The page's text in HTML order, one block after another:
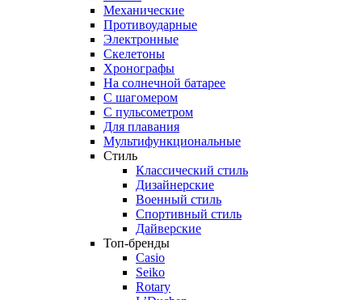
Механические
Противоударные
Электронные
Скелетоны
Хронографы
На солнечной батарее
С шагомером
С пульсометром
Для плавания
Мультифункциональные
Стиль
Классический стиль
Дизайнерские
Военный стиль
Спортивный стиль
Дайверские
Топ-бренды
Casio
Seiko
Rotary